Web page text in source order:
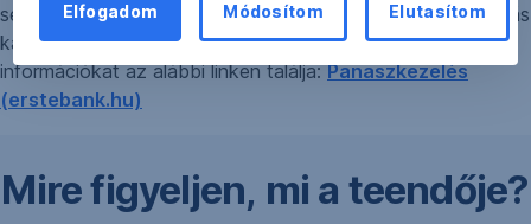
sértő intézkedést tapasztal, panaszt tehet a jogsértő eljárás
kapcsán. A panasz megtételére és elbírálására vonatkozó
információkat az alábbi linken találja:Panaszkezelés
(erstebank.hu)
Mire figyeljen, mi a teendője?
Elfogadom Módosítom Elutasítom